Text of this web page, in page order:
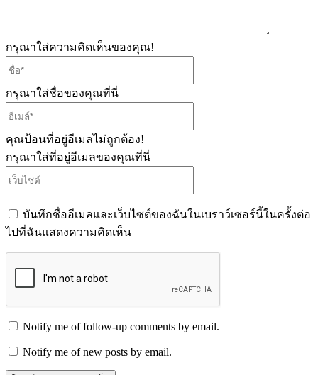
กรุณาใส่ความคิดเห็นของคุณ!
กรุณาใส่ชื่อของคุณที่นี่
คุณป้อนที่อยู่อีเมลไม่ถูกต้อง!
กรุณาใส่ที่อยู่อีเมลของคุณที่นี่
บันทึกชื่ออีเมลและเว็บไซต์ของฉันในเบราว์เซอร์นี้ในครั้งต่อ
ไปที่ฉันแสดงความคิดเห็น
Notify me of follow-up comments by email.
Notify me of new posts by email.